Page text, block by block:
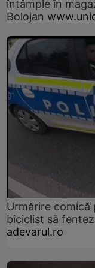
întâmple în
Bolojan
Urmărire comică
biciclist să
adevarul.ro